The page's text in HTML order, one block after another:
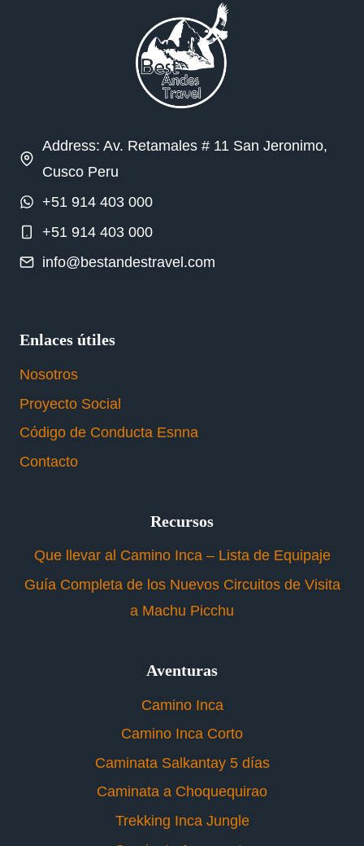
Address: Av. Retamales # 11 San Jeronimo,
Cusco Peru
+51 914 403 000
+51 914 403 000
info@bestandestravel.com
Enlaces útiles
Nosotros
Proyecto Social
Código de Conducta Esnna
Contacto
Recursos
Que llevar al Camino Inca – Lista de Equipaje
Guía Completa de los Nuevos Circuitos de Visita
a Machu Picchu
Aventuras
Camino Inca
Camino Inca Corto
Caminata Salkantay 5 días
Caminata a Choquequirao
Trekking Inca Jungle